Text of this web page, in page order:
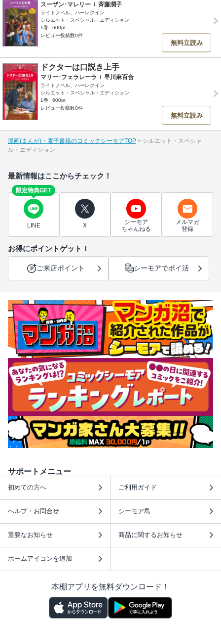
スーザン･マレリー / 斉藤潤子
ライトノベル、ハーレクイン
シルエット・スペシャル・エディション
1巻
600pt
レビュー投稿数0件
無料立読み
ドクターは口説き上手
マリー･フェラレーラ / 早川麻百合
ライトノベル、ハーレクイン
シルエット・スペシャル・エディション
1巻
600pt
レビュー投稿数0件
無料立読み
漫画(まんが)・電子書籍のコミックシーモアTOP
シルエット・スペシャ
ル・エディション
最新情報はここからチェック！
限定特典GET
LINE X
シーモア
ちゃんねる
メルマガ
登録
お得にポイントゲット！
ご来店ポイント シーモアでポイ活
サポートメニュー
初めての方へ ご利用ガイド
ヘルプ・お問合せ シーモア島
重要なお知らせ 商品に関するお知らせ
ホームアイコンを追加
本棚アプリを無料ダウンロード！